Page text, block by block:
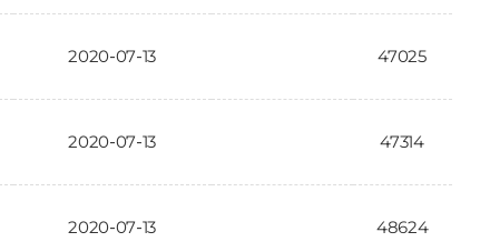
2020-07-13 47025
2020-07-13 47314
2020-07-13 48624